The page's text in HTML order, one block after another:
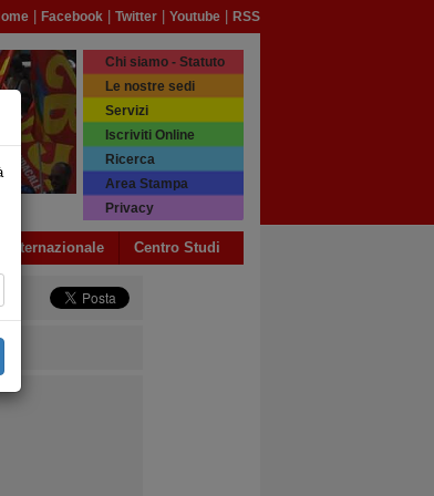
Facebook Twitter Youtube RSS
Chi siamo - Statuto
Le nostre sedi
Servizi
Iscriviti Online
Ricerca
Area Stampa
Privacy
Internazionale Centro Studi